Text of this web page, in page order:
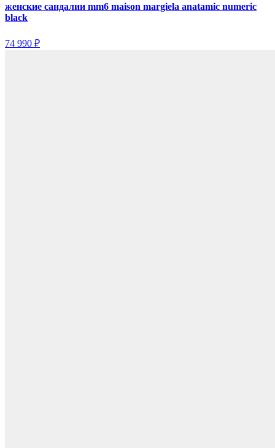
женские сандалии mm6 maison margiela anatamic numeric
black
74 990 ₽